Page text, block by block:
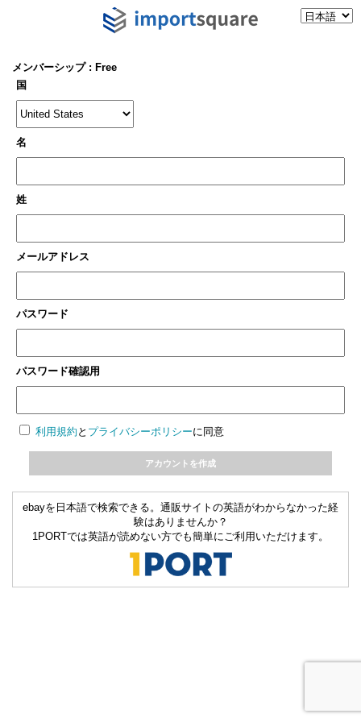
メンバーシップ : Free
国
名
姓
メールアドレス
パスワード
パスワード確認用
利用規約 と プライバシーポリシーに同意
ebayを日本語で検索できる。通販サイトの英語がわからなかった経
験はありませんか？
1PORTでは英語が読めない方でも簡単にご利用いただけます。